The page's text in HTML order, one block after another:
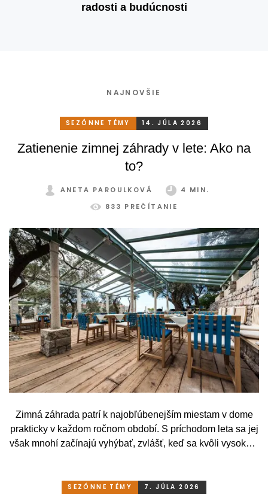
radosti a budúcnosti
NAJNOVŠIE
SEZÓNNE TÉMY 14. JÚLA 2026
Zatienenie zimnej záhrady v lete: Ako na
to?
ANETA PAROULKOVÁ
4 MIN.
833 PREČÍTANIE
Zimná záhrada patrí k najobľúbenejším miestam v dome
prakticky v každom ročnom období. S príchodom leta sa jej
však mnohí začínajú vyhýbať, zvlášť, keď sa kvôli vysokým
stačí relatívne málo. So správnym, praktickým a šikovným
SEZÓNNE TÉMY 7. JÚLA 2026